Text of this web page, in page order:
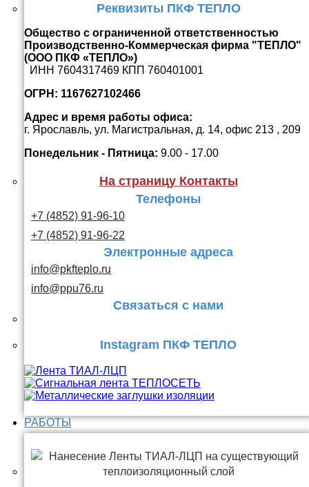
Реквизиты ПКФ ТЕПЛО
Общество с ограниченной ответственностью
Производственно-Коммерческая фирма "ТЕПЛО"
(ООО ПКФ «ТЕПЛО»)
ИНН 7604317469 КПП 760401001
ОГРН: 1167627102466
Адрес и время работы офиса:
г. Ярославль, ул. Магистральная, д. 14, офис 213 , 209
Понедельник - Пятница: 9.00 - 17.00
На страницу Контакты
Телефоны
+7 (4852) 91-96-10
+7 (4852) 91-96-22
Электронные адреса
info@pkfteplo.ru
info@ppu76.ru
Связаться с нами
Instagram ПКФ ТЕПЛО
РАБОТЫ